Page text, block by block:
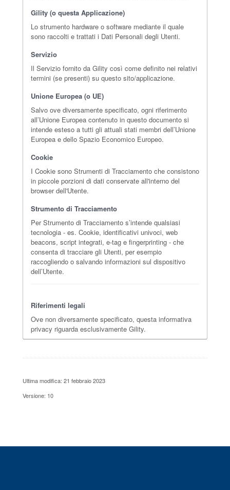
Gility (o questa Applicazione)
Lo strumento hardware o software mediante il quale
sono raccolti e trattati i Dati Personali degli Utenti.
Servizio
Il Servizio fornito da Gility così come definito nei relativi
termini (se presenti) su questo sito/applicazione.
Unione Europea (o UE)
Salvo ove diversamente specificato, ogni riferimento
all’Unione Europea contenuto in questo documento si
intende esteso a tutti gli attuali stati membri dell’Unione
Europea e dello Spazio Economico Europeo.
Cookie
I Cookie sono Strumenti di Tracciamento che consistono
in piccole porzioni di dati conservate all'interno del
browser dell'Utente.
Strumento di Tracciamento
Per Strumento di Tracciamento s’intende qualsiasi
tecnologia - es. Cookie, identificativi univoci, web
beacons, script integrati, e-tag e fingerprinting - che
consenta di tracciare gli Utenti, per esempio
raccogliendo o salvando informazioni sul dispositivo
dell’Utente.
Riferimenti legali
Ove non diversamente specificato, questa informativa
privacy riguarda esclusivamente Gility.
Ultima modifica: 21 febbraio 2023
Versione: 10